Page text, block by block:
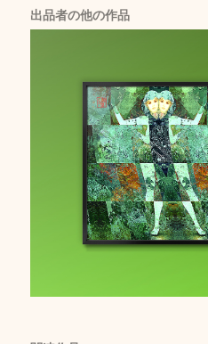
出品者の他の作品